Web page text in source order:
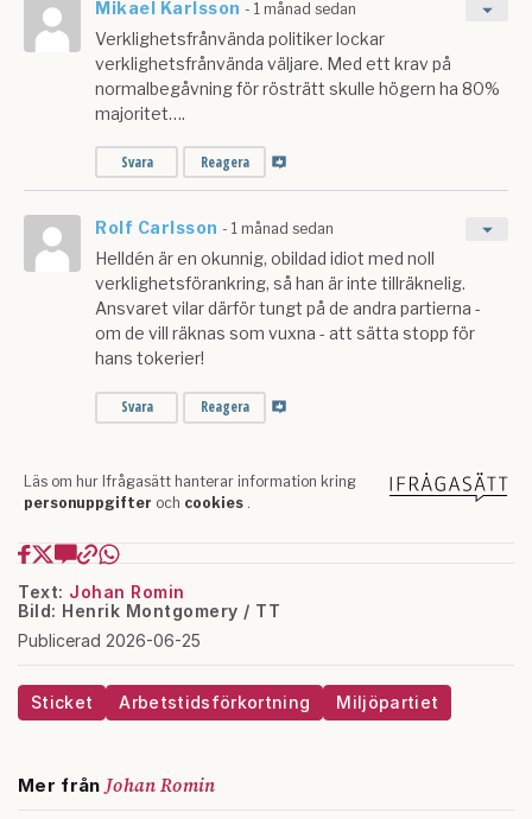
Text: Johan Romin
Bild: Henrik Montgomery / TT
Publicerad 2026-06-25
Sticket Arbetstidsförkortning Miljöpartiet
Mer från Johan Romin